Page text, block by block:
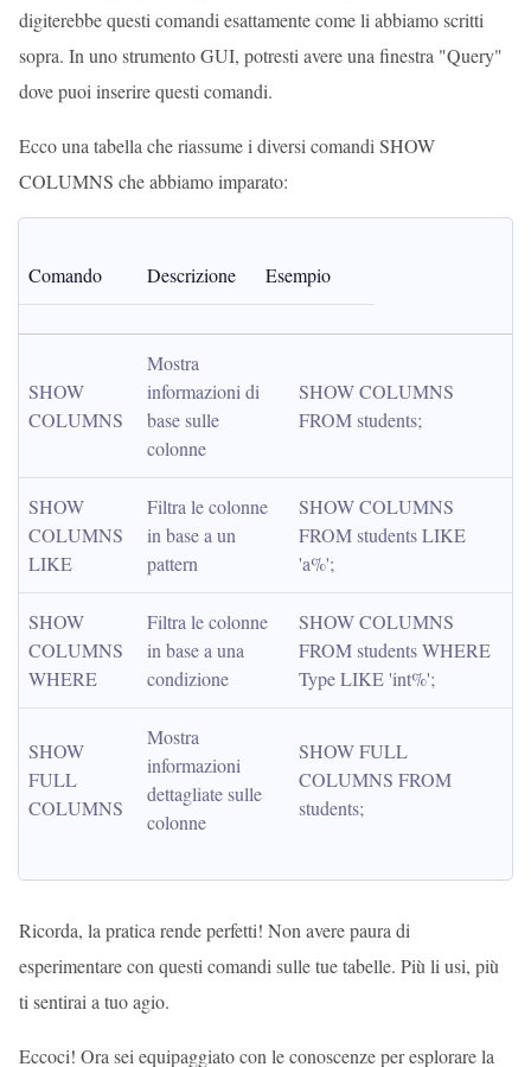
digiterebbe questi comandi esattamente come li abbiamo scritti
sopra. In uno strumento GUI, potresti avere una finestra "Query"
dove puoi inserire questi comandi.
Ecco una tabella che riassume i diversi comandi SHOW
COLUMNS che abbiamo imparato:
Comando Descrizione Esempio
SHOW
COLUMNS
Mostra
informazioni di
base sulle
colonne
SHOW COLUMNS
FROM students;
SHOW
COLUMNS
LIKE
Filtra le colonne
in base a un
pattern
SHOW COLUMNS
FROM students LIKE
'a%';
SHOW
COLUMNS
WHERE
Filtra le colonne
in base a una
condizione
SHOW COLUMNS
FROM students WHERE
Type LIKE 'int%';
SHOW
FULL
COLUMNS
Mostra
informazioni
dettagliate sulle
colonne
SHOW FULL
COLUMNS FROM
students;
Ricorda, la pratica rende perfetti! Non avere paura di
esperimentare con questi comandi sulle tue tabelle. Più li usi, più
ti sentirai a tuo agio.
Eccoci! Ora sei equipaggiato con le conoscenze per esplorare la